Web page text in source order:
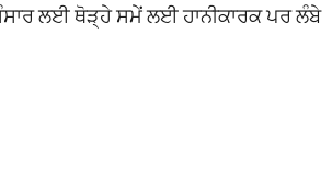
ਲਈ ਥੋੜ੍ਹੇ ਸਮੇਂ ਲਈ ਹਾਨੀਕਾਰਕ ਪਰ ਲੰਬੇ